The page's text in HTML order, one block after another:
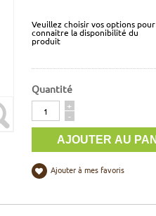
Veuillez choisir vos options pour
connaitre la disponibilité du
produit
Quantité
Quantité
+
-
Ajouter à mes favoris